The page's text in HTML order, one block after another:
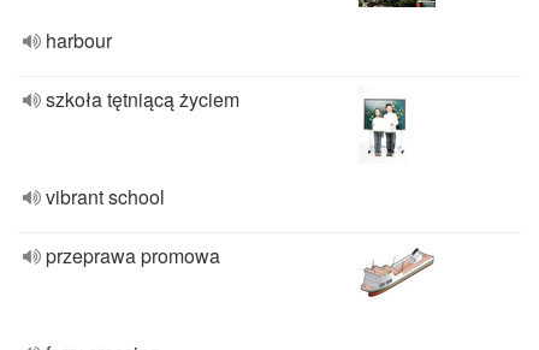
harbour
szkoła tętniącą życiem
vibrant school
przeprawa promowa